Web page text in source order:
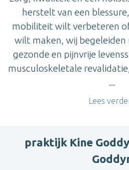
herstelt van een
mobiliteit wilt verbeteren
wilt maken, wij begeleiden
gezonde en pijnvrije
musculoskeletale
...
Lees
praktijk Kine